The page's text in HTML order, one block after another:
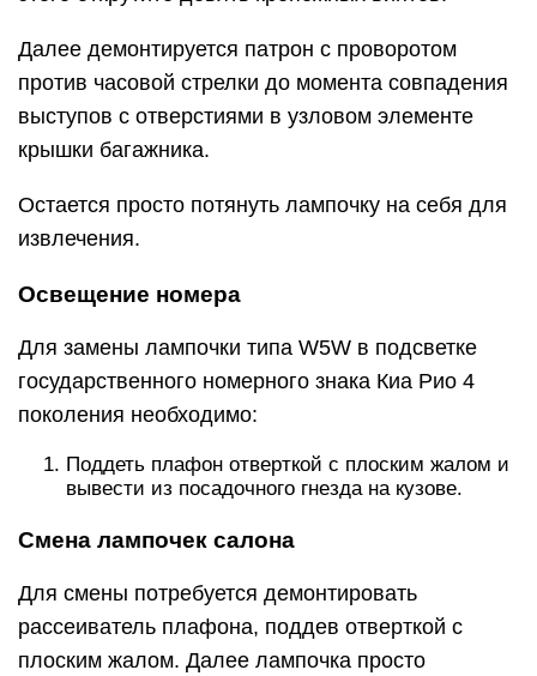
Далее демонтируется патрон с проворотом
против часовой стрелки до момента совпадения
выступов с отверстиями в узловом элементе
крышки багажника.
Остается просто потянуть лампочку на себя для
извлечения.
Освещение номера
Для замены лампочки типа W5W в подсветке
государственного номерного знака Киа Рио 4
поколения необходимо:
Поддеть плафон отверткой с плоским жалом и
вывести из посадочного гнезда на кузове.
Смена лампочек салона
Для смены потребуется демонтировать
рассеиватель плафона, поддев отверткой с
плоским жалом. Далее лампочка просто